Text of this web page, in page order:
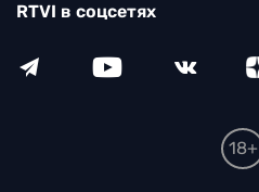
RTVI в соцсетях
18+